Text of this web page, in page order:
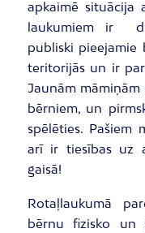
apkaimē situācija
laukumiem ir
publiski
teritorijās un ir
Jaunām
bērniem, un
spēlēties. Pašiem
arī ir tiesības uz
gaisā!
Rotaļlaukumā
bērnu fizisko un